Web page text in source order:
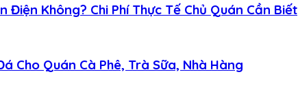
Không? Chi Phí Thực Tế Chủ Quán Cần Biết
Cho Quán Cà Phê, Trà Sữa, Nhà Hàng